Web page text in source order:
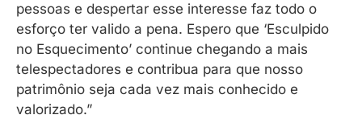
pessoas e despertar esse interesse faz todo o
esforço ter valido a pena. Espero que ‘Esculpido
no Esquecimento’ continue chegando a mais
telespectadores e contribua para que nosso
patrimônio seja cada vez mais conhecido e
valorizado.”